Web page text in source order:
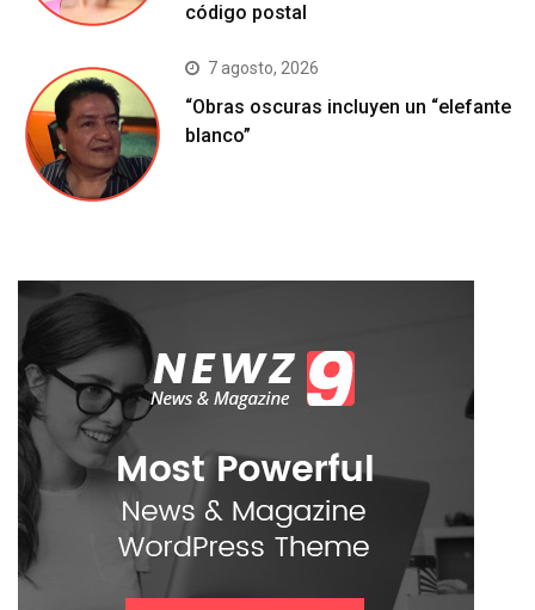
código postal
7 agosto, 2026
“Obras oscuras incluyen un “elefante
blanco”